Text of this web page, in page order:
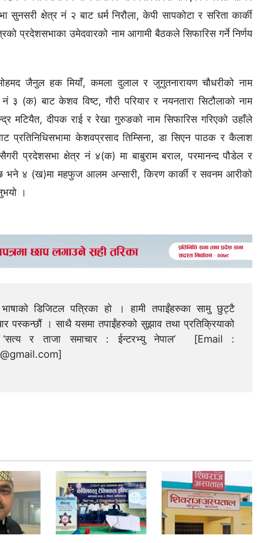
सुनसरी क्षेत्र नं २ बाट धर्म निरौला, केपी सापकोटा र सरिता कार्की
प्रदेशसभाका उमेदवारको नाम आगामी बैठकले सिफारिस गर्ने निर्णय
जैनुल हक मियाँ, कमला दुलाल र जुगुतनारायण चौधरीको नाम
३ (क) बाट केशव विष्ट, गौरी परियार र नयनतारा सिटौलाको नाम
मटियैत, दीपक राई र रेखा गुरुङको नाम सिफारिस गरिएको उहाँले
प्रतिनिधिसभामा केशवप्रसाद तिम्सिना, डा सिएन पाठक र कैलाश
प्रदेशसभा क्षेत्र नं ४(क) मा बाबुराम बराल, परमानन्द पौडेल र
छ भने ४ (ख)मा महफुज आलम अन्सारी, किरण कार्की र सवनम आरीको
।
डिजिटल पत्रिका हो । हामी तपाईंहरुका सामु छुट्टै
पस्कन्छौं । साथै यसमा तपाईंहरुको सुझाव तथा प्रतिक्रियाको
‘सत्य र ताजा समाचार : ईन्टरभ्यु नेपाल’ [Email :
]